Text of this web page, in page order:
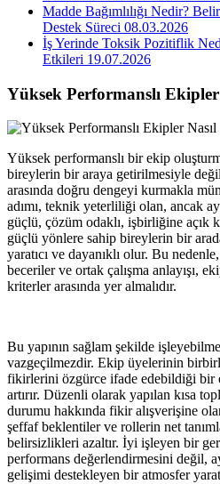
Madde Bağımlılığı Nedir?
Destek Süreci 08.03.2026
İş Yerinde Toksik Pozitiflik
Etkileri 19.07.2026
Yüksek Performanslı
Yüksek performanslı bir ekip
bireylerin bir araya getirilmesiyle
arasında doğru dengeyi kurmakla
adımı, teknik yeterliliği olan, ancak
güçlü, çözüm odaklı, işbirliğine açık
güçlü yönlere sahip bireylerin bir
yaratıcı ve dayanıklı olur. Bu
beceriler ve ortak çalışma anlayışı,
kriterler arasında yer almalıdır.
Bu yapının sağlam şekilde
vazgeçilmezdir. Ekip üyelerinin
fikirlerini özgürce ifade edebildiği
artırır. Düzenli olarak yapılan kısa
durumu hakkında fikir alışverişine
şeffaf beklentiler ve rollerin net
belirsizlikleri azaltır. İyi işleyen bir
performans değerlendirmesini değil,
gelişimi destekleyen bir atmosfer